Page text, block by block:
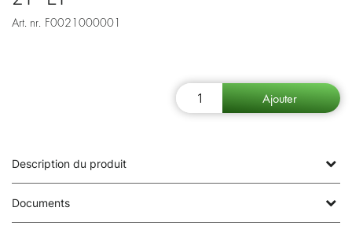
Art. nr. F0021000001
Description du produit
Documents